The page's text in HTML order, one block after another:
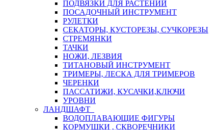
ПОДВЯЗКИ ДЛЯ РАСТЕНИЙ
ПОСАДОЧНЫЙ ИНСТРУМЕНТ
РУЛЕТКИ
СЕКАТОРЫ, КУСТОРЕЗЫ, СУЧКОРЕЗЫ
СТРЕМЯНКИ
ТАЧКИ
НОЖИ, ЛЕЗВИЯ
ТИТАНОВЫЙ ИНСТРУМЕНТ
ТРИМЕРЫ, ЛЕСКА ДЛЯ ТРИМЕРОВ
ЧЕРЕНКИ
ПАССАТИЖИ, КУСАЧКИ,КЛЮЧИ
УРОВНИ
ЛАНДШАФТ
ВОДОПЛАВАЮЩИЕ ФИГУРЫ
КОРМУШКИ , СКВОРЕЧНИКИ